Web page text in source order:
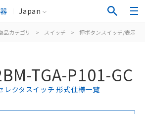
Japan
品カテゴリ > スイッチ > 押ボタンスイッチ/表示灯
TGA-P101-GC
レクタスイッチ 形式仕様一覧